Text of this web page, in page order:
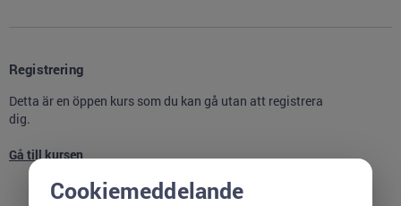
Registrering
Detta är en öppen kurs som du kan gå utan att registrera
dig.
Gå till kursen
Cookiemeddelande